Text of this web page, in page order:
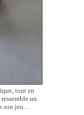
tout en
un
son jeu…